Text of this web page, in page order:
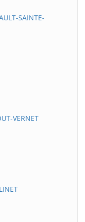
SAINTE-
VERNET